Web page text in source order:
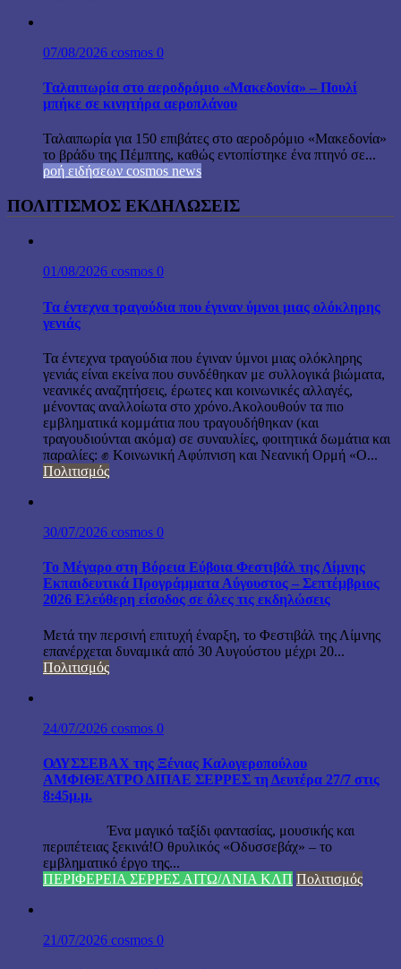
07/08/2026 cosmos 0
Ταλαιπωρία στο αεροδρόμιο «Μακεδονία» – Πουλί
μπήκε σε κινητήρα αεροπλάνου
Ταλαιπωρία για 150 επιβάτες στο αεροδρόμιο «Μακεδονία»
το βράδυ της Πέμπτης, καθώς εντοπίστηκε ένα πτηνό σε...
ροή ειδήσεων cosmos news
ΠΟΛΙΤΙΣΜΟΣ ΕΚΔΗΛΩΣΕΙΣ
01/08/2026 cosmos 0
Τα έντεχνα τραγούδια που έγιναν ύμνοι μιας ολόκληρης
γενιάς
Τα έντεχνα τραγούδια που έγιναν ύμνοι μιας ολόκληρης
γενιάς είναι εκείνα που συνδέθηκαν με συλλογικά βιώματα,
νεανικές αναζητήσεις, έρωτες και κοινωνικές αλλαγές,
μένοντας αναλλοίωτα στο χρόνο.Ακολουθούν τα πιο
εμβληματικά κομμάτια που τραγουδήθηκαν (και
τραγουδιούνται ακόμα) σε συναυλίες, φοιτητικά δωμάτια και
παραλίες: ✊ Κοινωνική Αφύπνιση και Νεανική Ορμή «Ο...
Πολιτισμός
30/07/2026 cosmos 0
Το Μέγαρο στη Βόρεια Εύβοια Φεστιβάλ της Λίμνης
Εκπαιδευτικά Προγράμματα Αύγουστος – Σεπτέμβριος
2026 Ελεύθερη είσοδος σε όλες τις εκδηλώσεις
Μετά την περσινή επιτυχή έναρξη, το Φεστιβάλ της Λίμνης
επανέρχεται δυναμικά από 30 Αυγούστου μέχρι 20...
Πολιτισμός
24/07/2026 cosmos 0
ΟΔΥΣΣΕΒΑΧ της Ξένιας Καλογεροπούλου
ΑΜΦΙΘΕΑΤΡΟ ΔΙΠΑΕ ΣΕΡΡΕΣ τη Δευτέρα 27/7 στις
8:45μ.μ.
Ένα μαγικό ταξίδι φαντασίας, μουσικής και
περιπέτειας ξεκινά!Ο θρυλικός «Οδυσσεβάχ» – το
εμβληματικό έργο της...
ΠΕΡΙΦΕΡΕΙΑ ΣΕΡΡΕΣ ΑΙΤΩ/ΛΝΙΑ ΚΛΠ Πολιτισμός
21/07/2026 cosmos 0